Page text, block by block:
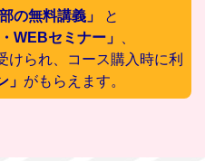
の無料講義」
と
WEBセミナー」
けられ、コース購入時に利
」 がもらえます。